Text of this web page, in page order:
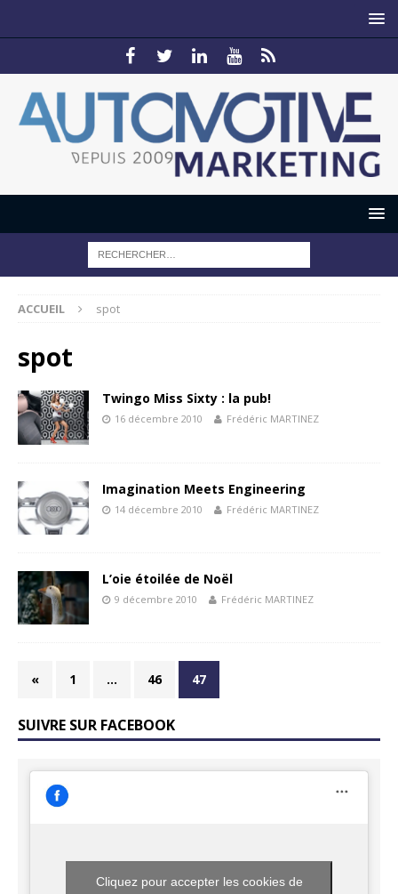
ACCUEIL spot
spot
Twingo Miss Sixty : la pub!
16 décembre 2010 Frédéric MARTINEZ
Imagination Meets Engineering
14 décembre 2010 Frédéric MARTINEZ
L’oie étoilée de Noël
9 décembre 2010 Frédéric MARTINEZ
« 1 … 46 47
SUIVRE SUR FACEBOOK
Cliquez pour accepter les cookies de